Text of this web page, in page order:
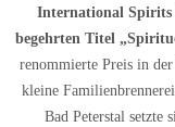
International Spirits
begehrten Titel
renommierte Preis in
kleine
Bad Peterstal setzte